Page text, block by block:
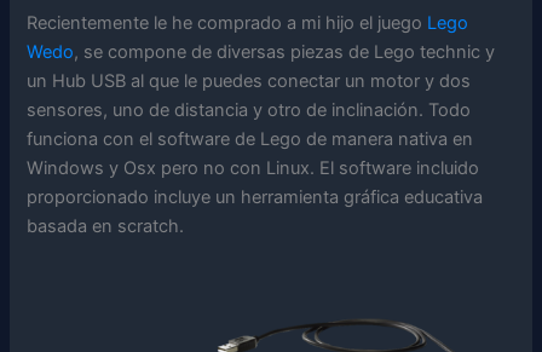
Recientemente le he comprado a mi hijo el juego Lego
Wedo, se compone de diversas piezas de Lego technic y
un Hub USB al que le puedes conectar un motor y dos
sensores, uno de distancia y otro de inclinación. Todo
funciona con el software de Lego de manera nativa en
Windows y Osx pero no con Linux. El software incluido
proporcionado incluye un herramienta gráfica educativa
basada en scratch.